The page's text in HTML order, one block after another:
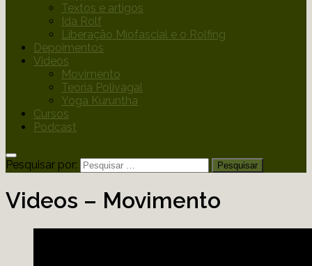
Textos e artigos
Ida Rolf
Liberação Miofascial e o Rolfing
Depoimentos
Videos
Movimento
Teoria Polivagal
Yoga Kuruntha
Cursos
Podcast
Pesquisar por:
Videos – Movimento